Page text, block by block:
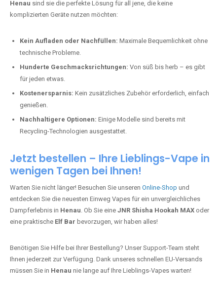
Henau sind sie die perfekte Lösung für all jene, die keine
komplizierten Geräte nutzen möchten:
Kein Aufladen oder Nachfüllen: Maximale Bequemlichkeit ohne
technische Probleme.
Hunderte Geschmacksrichtungen: Von süß bis herb – es gibt
für jeden etwas.
Kostenersparnis: Kein zusätzliches Zubehör erforderlich, einfach
genießen.
Nachhaltigere Optionen: Einige Modelle sind bereits mit
Recycling-Technologien ausgestattet.
Jetzt bestellen – Ihre Lieblings-Vape in
wenigen Tagen bei Ihnen!
Warten Sie nicht länger! Besuchen Sie unseren Online-Shop und
entdecken Sie die neuesten Einweg Vapes für ein unvergleichliches
Dampferlebnis in Henau. Ob Sie eine JNR Shisha Hookah MAX oder
eine praktische Elf Bar bevorzugen, wir haben alles!
Benötigen Sie Hilfe bei Ihrer Bestellung? Unser Support-Team steht
Ihnen jederzeit zur Verfügung. Dank unseres schnellen EU-Versands
müssen Sie in Henau nie lange auf Ihre Lieblings-Vapes warten!